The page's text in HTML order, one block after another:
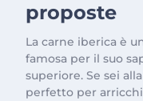
proposte
La carne iberica è
famosa per il suo
superiore. Se sei
perfetto per